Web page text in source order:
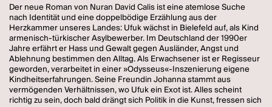
Der neue Roman von Nuran David Calis ist eine atemlose Suche
nach Identität und eine doppelbödige Erzählung aus der
Herzkammer unseres Landes: Ufuk wächst in Bielefeld auf, als Kind
armenisch-türkischer Asylbewerber. Im Deutschland der 1990er
Jahre erfährt er Hass und Gewalt gegen Ausländer, Angst und
Ablehnung bestimmen den Alltag. Als Erwachsener ist er Regisseur
geworden, verarbeitet in einer »Odysseus«-Inszenierung eigene
Kindheitserfahrungen. Seine Freundin Johanna stammt aus
vermögenden Verhältnissen, wo Ufuk ein Exot ist. Alles scheint
richtig zu sein, doch bald drängt sich Politik in die Kunst, fressen sich